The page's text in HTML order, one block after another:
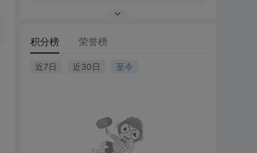
积分榜 荣誉榜
近7日 近30日 至今